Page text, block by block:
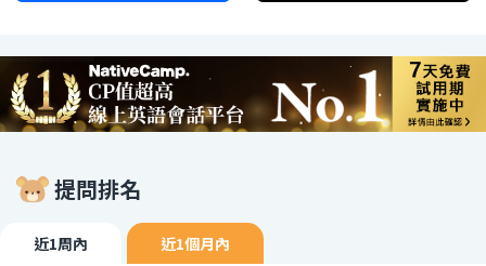
提問排名
近1周內 近1個月內